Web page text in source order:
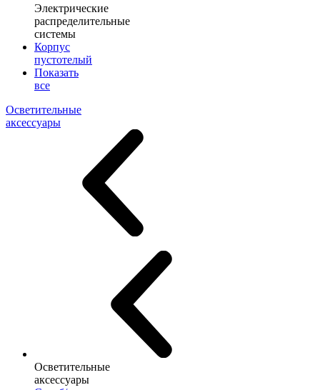
Электрические
распределительные
системы
Корпус
пустотелый
Показать
все
Осветительные
аксессуары
Осветительные
аксессуары